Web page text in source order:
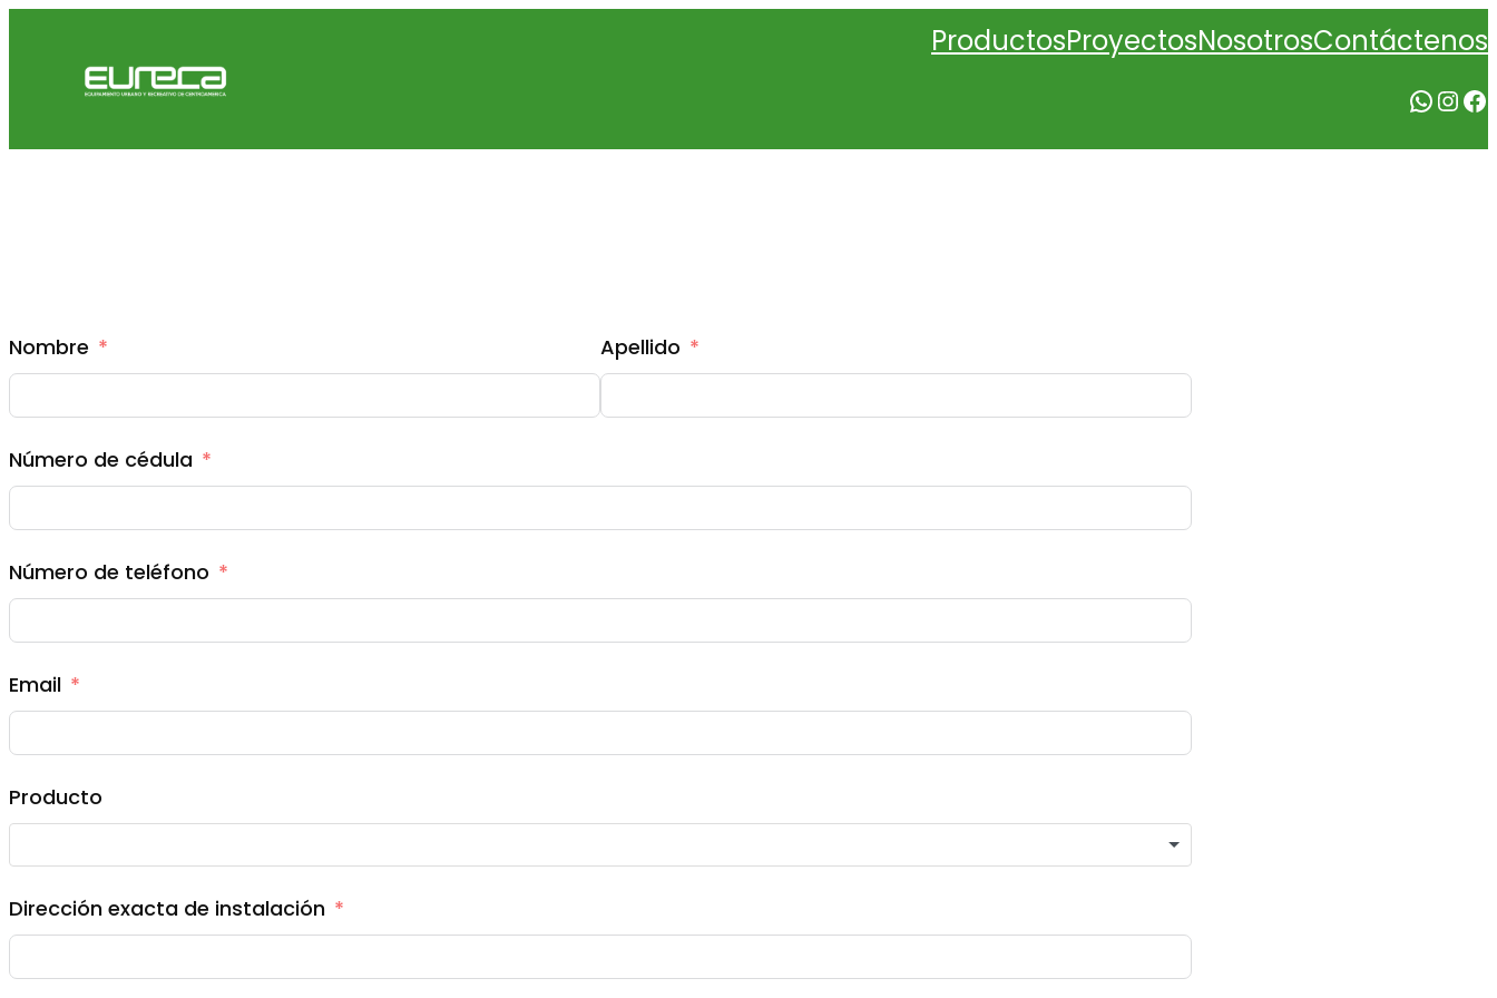
ProductosProyectosNosotrosContáctenos
WhatsApp Instagram Facebook
Nombre Apellido
Número de cédula
Número de teléfono
Email
Producto
Dirección exacta de instalación